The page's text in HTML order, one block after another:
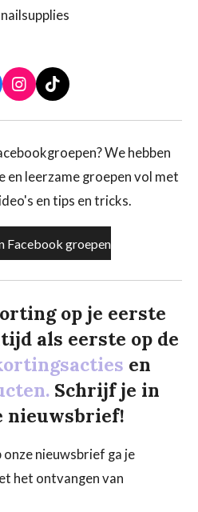
I
n
s
a
r
a
T
i
k
o
We hebben
en leerzame groepen vol met
en tips en tricks.
Facebook groepen
op je eerste
als eerste op de
en
Schrijf je in
nieuwsbrief!
nieuwsbrief ga je
het ontvangen van